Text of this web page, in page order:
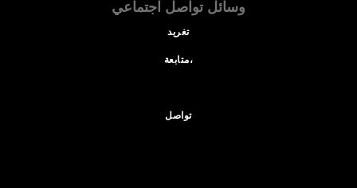
وسائل تواصل اجتماعي
تغريد
متابعة،
تواصل